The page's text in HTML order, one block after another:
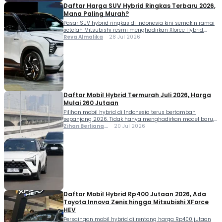
Daftar Harga SUV Hybrid Ringkas Terbaru 2026,
Mana Paling Murah?
Pasar SUV hybrid ringkas di Indonesia kini semakin ramai
setelah Mitsubishi resmi menghadirkan Xforce Hybrid.
Kehadirannya membuat konsumen punya lebih banyak
Reva Almalika 28 Jul 2026
Daftar Mobil Hybrid Termurah Juli 2026, Harga
Mulai 260 Jutaan
Pilihan mobil hybrid di Indonesia terus bertambah
sepanjang 2026. Tidak hanya menghadirkan model baru,
sejumlah pabrikan juga menawarkan kendaraan
Zihan Berliana
20 Jul 2026
Daftar Mobil Hybrid Rp400 Jutaan 2026, Ada
Toyota Innova Zenix hingga Mitsubishi XForce
HEV
Persaingan mobil hybrid di rentang harga Rp400 jutaan